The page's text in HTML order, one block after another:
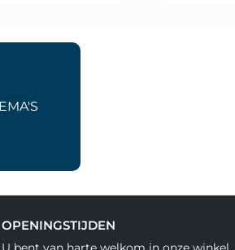
OPENINGSTIJDEN